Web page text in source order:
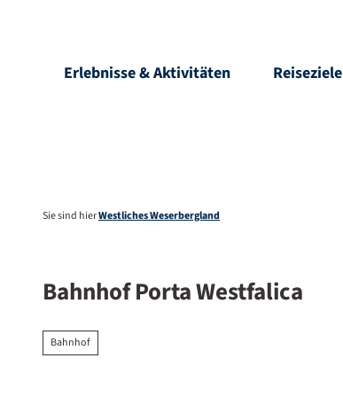
Erlebnisse & Aktivitäten Reiseziele
Freizeit-Kiosk
Sie sind hierWestliches Weserbergland
Bahnhof Porta Westfalica
Bahnhof